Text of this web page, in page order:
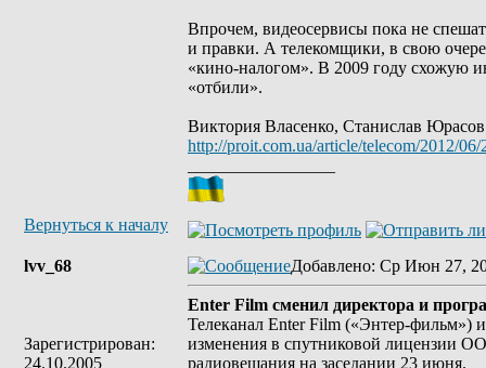
Впрочем, видеосервисы пока не
и правки. А телекомщики, в свою
«кино-налогом». В 2009 году схожую
«отбили».
Виктория Власенко, Станислав Юрасов
http://proit.com.ua/article/telecom/2012/
Вернуться к началу
lvv_68
Зарегистрирован:
24.10.2005
Добавлено: Ср Июн 27,
Enter Film сменил директора и
Телеканал Enter Film («Энтер-фильм»)
изменения в спутниковой лицензии
радиовещания на заседании 23 июня.